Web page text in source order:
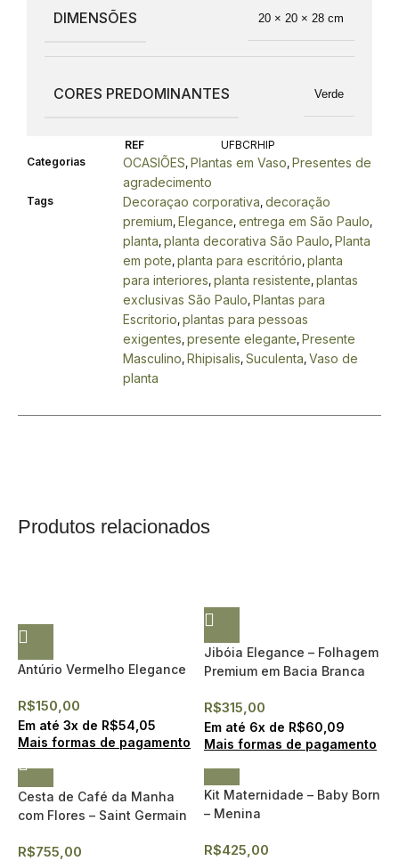
Produtos relacionados
Antúrio Vermelho Elegance
R$150,00
Em até 3x de R$54,05
Mais formas de pagamento
Jibóia Elegance – Folhagem
Premium em Bacia Branca
R$315,00
Em até 6x de R$60,09
Mais formas de pagamento
Cesta de Café da Manha
com Flores – Saint Germain
R$755,00
Kit Maternidade – Baby Born
– Menina
R$425,00
DIMENSÕES 20 × 20 × 28 cm
CORES PREDOMINANTES Verde
REF
UFBCRHIP
Categorias
OCASIÕES, Plantas em Vaso, Presentes de
agradecimento
Tags Decoraçao corporativa, decoração
premium, Elegance, entrega em São Paulo,
planta, planta decorativa São Paulo, Planta
em pote, planta para escritório, planta
para interiores, planta resistente, plantas
exclusivas São Paulo, Plantas para
Escritorio, plantas para pessoas
exigentes, presente elegante, Presente
Masculino, Rhipisalis, Suculenta, Vaso de
planta